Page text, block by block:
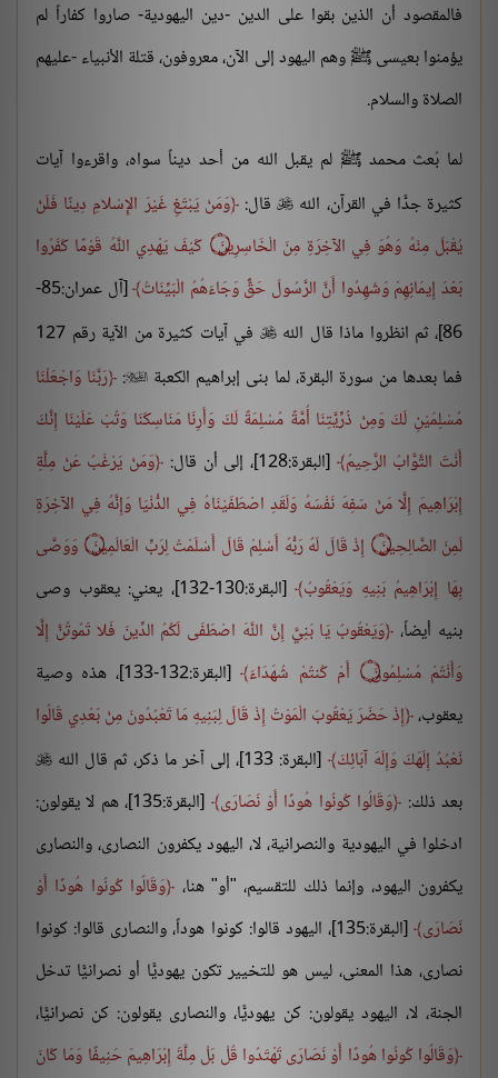
فالمقصود أن الذين بقوا على الدين -دين اليهودية- صاروا كفاراً لم
يؤمنوا بعيسى ﷺ وهم اليهود إلى الآن، معروفون، قتلة الأنبياء -عليهم
الصلاة والسلام.
لما بُعث محمد ﷺ لم يقبل الله من أحد ديناً سواه، واقرءوا آيات
كثيرة جدًّا في القرآن، الله قال: وَمَنْ يَبْتَغِ غَيْرَ الإِسْلامِ دِينًا فَلَنْ
يُقْبَلَ مِنْهُ وَهُوَ فِي الآخِرَةِ مِنَ الْخَاسِرِينَ۝ كَيْفَ يَهْدِي اللَّهُ قَوْمًا كَفَرُوا
بَعْدَ إِيمَانِهِمْ وَشَهِدُوا أَنَّ الرَّسُولَ حَقٌّ وَجَاءَهُمُ الْبَيِّنَاتُ
[آل عمران:85-
86]، ثم انظروا ماذا قال الله

في آيات كثيرة من الآية رقم 127
فما بعدها من سورة البقرة، لما بنى إبراهيم الكعبة 
: رَبَّنَا وَاجْعَلْنَا
مُسْلِمَيْنِ لَكَ وَمِنْ ذُرِّيَّتِنَا أُمَّةً مُسْلِمَةً لَكَ وَأَرِنَا مَنَاسِكَنَا وَتُبْ عَلَيْنَا إِنَّكَ
أَنْتَ التَّوَّابُ الرَّحِيمُ [البقرة:128]، إلى أن قال:
وَمَنْ يَرْغَبُ عَنْ مِلَّةِ
إِبْرَاهِيمَ إِلَّا مَنْ سَفِهَ نَفْسَهُ وَلَقَدِ اصْطَفَيْنَاهُ فِي الدُّنْيَا وَإِنَّهُ فِي الآخِرَةِ
لَمِنَ الصَّالِحِينَ۝ إِذْ قَالَ لَهُ رَبُّهُ أَسْلِمْ قَالَ أَسْلَمْتُ لِرَبِّ الْعَالَمِينَ۝ وَوَصَّى
بِهَا إِبْرَاهِيمُ بَنِيهِ وَيَعْقُوبُ
[البقرة:130-132]، يعني: يعقوب وصى
بنيه أيضاً، وَيَعْقُوبُ يَا بَنِيَّ إِنَّ اللَّهَ اصْطَفَى لَكُمُ الدِّينَ فَلا تَمُوتُنَّ إِلَّا
وَأَنْتُمْ مُسْلِمُونَ۝ أَمْ كُنتُمْ شُهَدَاءَ
[البقرة:132-133]، هذه وصية
يعقوب، إِذْ حَضَرَ يَعْقُوبَ الْمَوْتُ إِذْ قَالَ لِبَنِيهِ مَا تَعْبُدُونَ مِنْ بَعْدِي قَالُوا
نَعْبُدُ إِلَهَكَ وَإِلَهَ آبَائِكَ [البقرة: 133]، إلى آخر ما ذكر، ثم قال الله 
بعد ذلك: وَقَالُوا كُونُوا هُودًا أَوْ نَصَارَى
[البقرة:135]، هم لا يقولون:
ادخلوا في اليهودية والنصرانية، لا، اليهود يكفرون النصارى، والنصارى
يكفرون اليهود، وإنما ذلك للتقسيم، "أو" هنا، وَقَالُوا كُونُوا هُودًا أَوْ
نَصَارَى
[البقرة:135]، اليهود قالوا: كونوا هوداً، والنصارى قالوا: كونوا
نصارى، هذا المعنى، ليس هو للتخيير تكون يهوديًّا أو نصرانيًّا تدخل
الجنة، لا، اليهود يقولون: كن يهوديًّا، والنصارى يقولون: كن نصرانيًّا،
وَقَالُوا كُونُوا هُودًا أَوْ نَصَارَى تَهْتَدُوا قُلْ بَلْ مِلَّةَ إِبْرَاهِيمَ حَنِيفًا وَمَا كَانَ